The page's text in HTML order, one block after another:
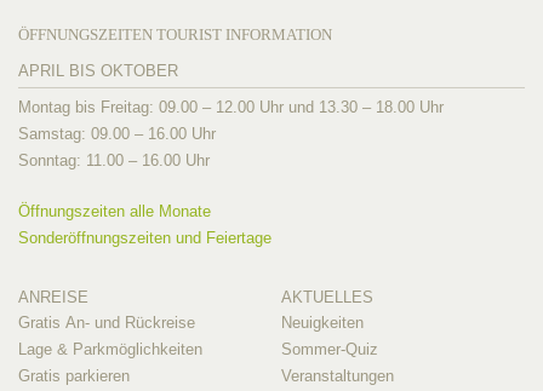
ÖFFNUNGSZEITEN TOURIST INFORMATION
APRIL BIS OKTOBER
Montag bis Freitag: 09.00 – 12.00 Uhr und 13.30 – 18.00 Uhr
Samstag: 09.00 – 16.00 Uhr
Sonntag: 11.00 – 16.00 Uhr
Öffnungszeiten alle Monate
Sonderöffnungszeiten und Feiertage
ANREISE
Gratis An- und Rückreise
Lage & Parkmöglichkeiten
Gratis parkieren
AKTUELLES
Neuigkeiten
Sommer-Quiz
Veranstaltungen